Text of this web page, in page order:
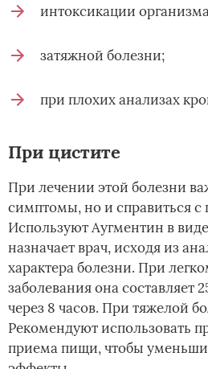
интоксикации
затяжной болезни;
при плохих анализах
При цистите
При лечении этой болезни
симптомы, но и справиться с
Используют Аугментин в
назначает врач, исходя из
характера болезни. При
заболевания она составляет
через 8 часов. При тяжелой
Рекомендуют использовать
приема пищи, чтобы